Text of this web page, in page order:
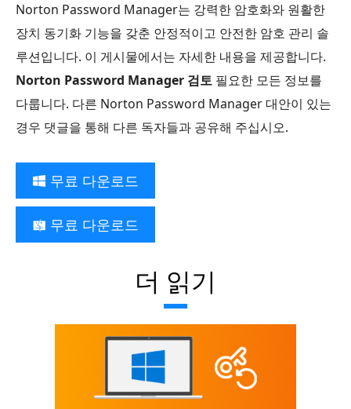
Norton Password Manager는 강력한 암호화와 원활한
장치 동기화 기능을 갖춘 안정적이고 안전한 암호 관리 솔
루션입니다. 이 게시물에서는 자세한 내용을 제공합니다.
Norton Password Manager 검토 필요한 모든 정보를
다룹니다. 다른 Norton Password Manager 대안이 있는
경우 댓글을 통해 다른 독자들과 공유해 주십시오.
무료 다운로드
무료 다운로드
더 읽기